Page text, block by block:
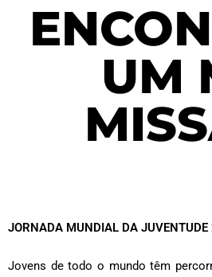
UM
JORNADA MUNDIAL DA
Jovens de todo o mundo têm